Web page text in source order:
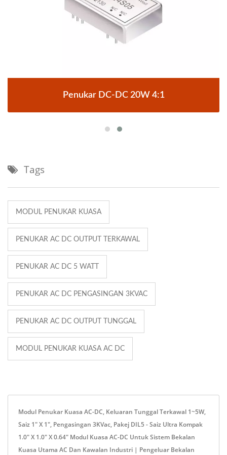
Penukar DC-DC 20W 4:1
Tags
MODUL PENUKAR KUASA
PENUKAR AC DC OUTPUT TERKAWAL
PENUKAR AC DC 5 WATT
PENUKAR AC DC PENGASINGAN 3KVAC
PENUKAR AC DC OUTPUT TUNGGAL
MODUL PENUKAR KUASA AC DC
Modul Penukar Kuasa AC-DC, Keluaran Tunggal Terkawal 1~5W,
Saiz 1" X 1", Pengasingan 3KVac, Pakej DIL5 - Saiz Ultra Kompak
1.0" X 1.0" X 0.64" Modul Kuasa AC-DC Untuk Sistem Bekalan
Kuasa Utama AC Dan Kawalan Industri | Pengeluar Bekalan